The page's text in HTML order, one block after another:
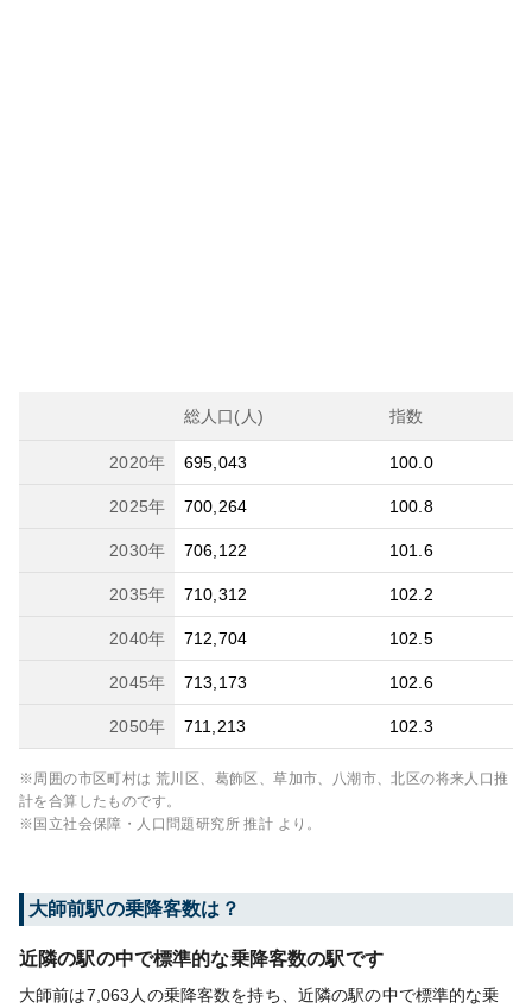
総人口(人) 指数
2020年 695,043 100.0
2025年 700,264 100.8
2030年 706,122 101.6
2035年 710,312 102.2
2040年 712,704 102.5
2045年 713,173 102.6
2050年 711,213 102.3
※周囲の市区町村は 荒川区、葛飾区、草加市、八潮市、北区の将来人口推
計を合算したものです。
※国立社会保障・人口問題研究所 推計 より。
大師前駅の乗降客数は？
近隣の駅の中で標準的な乗降客数の駅です
大師前は7,063人の乗降客数を持ち、近隣の駅の中で標準的な乗